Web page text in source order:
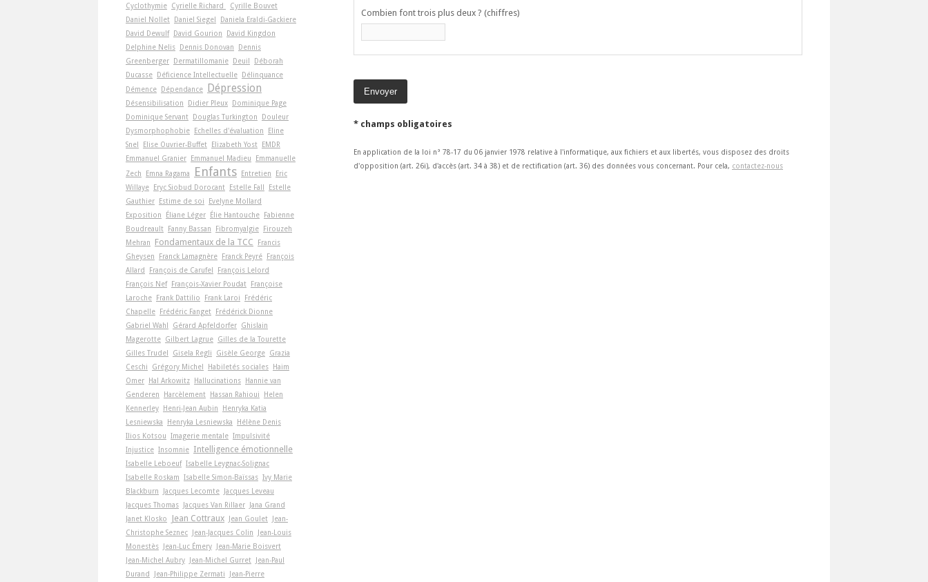
Combien font trois plus deux ? (chiffres)
* champs obligatoires
En application de la loi n° 78-17 du 06 janvier 1978 relative à l'informatique, aux fichiers et aux libertés, vous disposez des droits
d'opposition (art. 26i), d'accès (art. 34 à 38) et de rectification (art. 36) des données vous concernant. Pour cela, contactez-nous
Cyclothymie Cyrielle Richard
Cyrille Bouvet
Daniel Nollet Daniel Siegel
Daniela Eraldi-Gackiere
David Dewulf David Gourion
David Kingdon
Delphine Nelis Dennis Donovan
Dennis
Greenberger Dermatillomanie Deuil
Déborah
Ducasse Déficience Intellectuelle Délinquance
Démence Dépendance Dépression
Désensibilisation Didier Pleux Dominique Page
Dominique Servant Douglas Turkington
Douleur
Dysmorphophobie Echelles d'évaluation
Eline
Snel
Elise Ouvrier-Buffet Elizabeth Yost EMDR
Emmanuel Granier Emmanuel Madieu
Emmanuelle
Zech
Emna Ragama Enfants Entretien
Eric
Willaye Eryc Siobud Dorocant Estelle Fall
Estelle
Gauthier Estime de soi
Evelyne Mollard
Exposition
Éliane Léger Élie Hantouche Fabienne
Boudreault Fanny Bassan Fibromyalgie Firouzeh
Mehran
Fondamentaux de la TCC
Francis
Gheysen
Franck Lamagnère Franck Peyré François
Allard
François de Carufel
François Lelord
François Nef François-Xavier Poudat Françoise
Laroche Frank Dattilio Frank Laroi
Frédéric
Chapelle Frédéric Fanget Frédérick Dionne
Gabriel Wahl
Gérard Apfeldorfer Ghislain
Magerotte Gilbert Lagrue Gilles de la Tourette
Gilles Trudel
Gisela Regli Gisèle George Grazia
Ceschi
Grégory Michel Habiletés sociales Haim
Omer Hal Arkowitz Hallucinations Hannie van
Genderen
Harcèlement Hassan Rahioui
Helen
Kennerley Henri-Jean Aubin
Henryka Katia
Lesniewska
Henryka Lesniewska
Hélène Denis
Ilios Kotsou Imagerie mentale Impulsivité
Injustice Insomnie Intelligence émotionnelle
Isabelle Leboeuf Isabelle Leygnac-Solignac
Isabelle Roskam Isabelle Simon-Baïssas Ivy Marie
Blackburn
Jacques Lecomte Jacques Leveau
Jacques Thomas Jacques Van Rillaer Jana Grand
Janet Klosko
Jean Cottraux Jean Goulet Jean-
Christophe Seznec Jean-Jacques Colin
Jean-Louis
Monestès Jean-Luc Émery Jean-Marie Boisvert
Jean-Michel Aubry Jean-Michel Gurret Jean-Paul
Durand
Jean-Philippe Zermati
Jean-Pierre